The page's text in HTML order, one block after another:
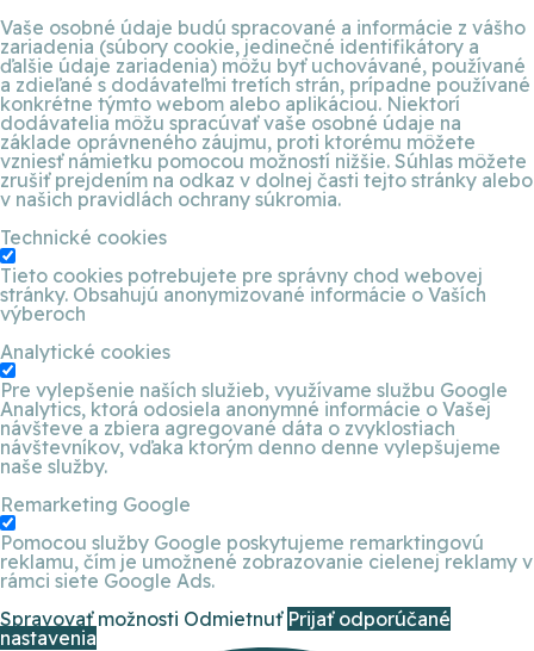
Vaše osobné údaje budú spracované a informácie z vášho
zariadenia (súbory cookie, jedinečné identifikátory a
ďalšie údaje zariadenia) môžu byť uchovávané, používané
a zdieľané s dodávateľmi tretích strán, prípadne používané
konkrétne týmto webom alebo aplikáciou. Niektorí
dodávatelia môžu spracúvať vaše osobné údaje na
základe oprávneného záujmu, proti ktorému môžete
vzniesť námietku pomocou možností nižšie. Súhlas môžete
zrušiť prejdením na odkaz v dolnej časti tejto stránky alebo
v našich pravidlách ochrany súkromia.
Technické cookies
Tieto cookies potrebujete pre správny chod webovej
stránky. Obsahujú anonymizované informácie o Vaších
výberoch
Analytické cookies
Pre vylepšenie naších služieb, využívame službu Google
Analytics, ktorá odosiela anonymné informácie o Vašej
návšteve a zbiera agregované dáta o zvyklostiach
návštevníkov, vďaka ktorým denno denne vylepšujeme
naše služby.
Remarketing Google
Pomocou služby Google poskytujeme remarktingovú
reklamu, čím je umožnené zobrazovanie cielenej reklamy v
rámci siete Google Ads.
Spravovať možnosti Odmietnuť Prijať odporúčané
nastavenia